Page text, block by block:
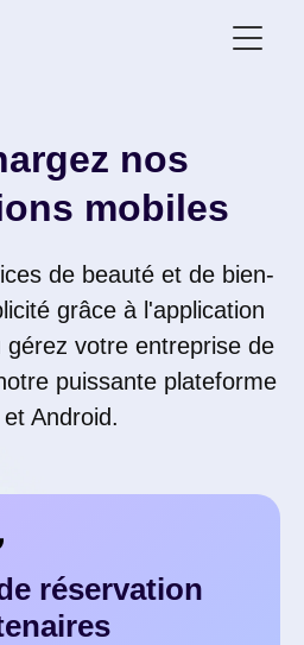
nos
mobiles
de beauté et de bien-
grâce à l'application
gérez votre entreprise de
puissante plateforme
Android.
réservation